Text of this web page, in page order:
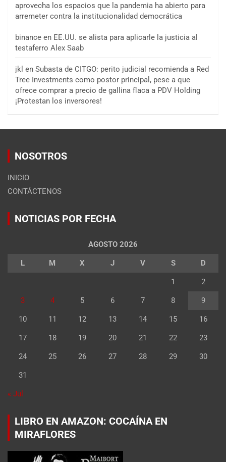
aprovecha los espacios que la pandemia ha abierto para
arremeter contra la institucionalidad democrática
binance en EE.UU. se alista para aplicarle la justicia al
testaferro Alex Saab
jkl en Subasta de CITGO: perito judicial recomienda a Red
Tree Investments como postor principal, pese a que
ofrece comprar a precio de gallina flaca a PDV Holding
¡Protestan los inversores!
NOSOTROS
INICIO
CONTÁCTENOS
NOTICIAS POR FECHA
AGOSTO 2026
L M X J V S D
1 2
3 4 5 6 7 8 9
10 11 12 13 14 15 16
17 18 19 20 21 22 23
24 25 26 27 28 29 30
31
« Jul
LIBRO EN AMAZON: COCAÍNA EN
MIRAFLORES